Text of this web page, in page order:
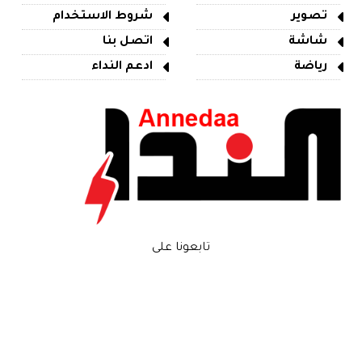
تصوير
شاشة
رياضة
شروط الاستخدام
اتصل بنا
ادعم النداء
تابعونا على